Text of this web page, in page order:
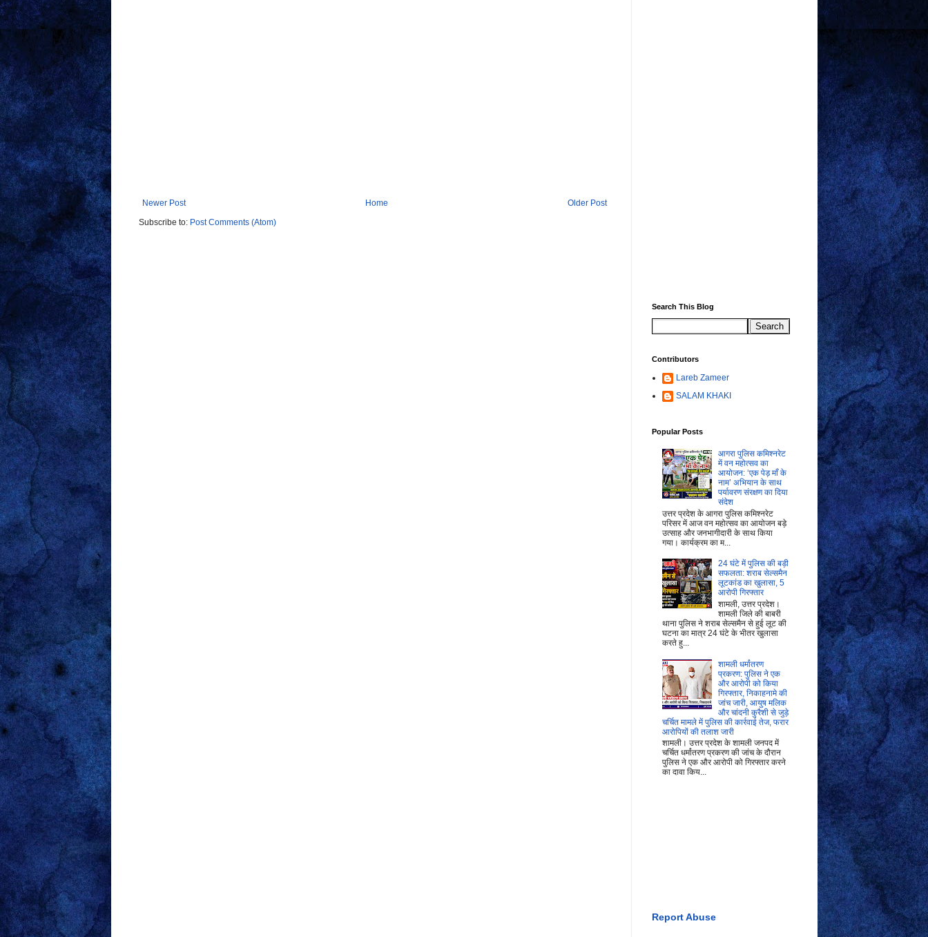
Newer Post Older Post
Home
Subscribe to: Post Comments (Atom)
Search This Blog
Contributors
Lareb Zameer
SALAM KHAKI
Popular Posts
आगरा पुलिस कमिश्नरेट
में वन महोत्सव का
आयोजन: ‘एक पेड़ माँ के
नाम’ अभियान के साथ
पर्यावरण संरक्षण का दिया
संदेश
उत्तर प्रदेश के आगरा पुलिस कमिश्नरेट
परिसर में आज वन महोत्सव का आयोजन बड़े
उत्साह और जनभागीदारी के साथ किया
गया। कार्यक्रम का म...
24 घंटे में पुलिस की बड़ी
सफलता: शराब सेल्समैन
लूटकांड का खुलासा, 5
आरोपी गिरफ्तार
शामली, उत्तर प्रदेश।
शामली जिले की बाबरी
थाना पुलिस ने शराब सेल्समैन से हुई लूट की
घटना का मात्र 24 घंटे के भीतर खुलासा
करते हु...
शामली धर्मांतरण
प्रकरण: पुलिस ने एक
और आरोपी को किया
गिरफ्तार, निकाहनामे की
जांच जारी, आयुष मलिक
और चांदनी कुरैशी से जुड़े
चर्चित मामले में पुलिस की कार्रवाई तेज, फरार
आरोपियों की तलाश जारी
शामली। उत्तर प्रदेश के शामली जनपद में
चर्चित धर्मांतरण प्रकरण की जांच के दौरान
पुलिस ने एक और आरोपी को गिरफ्तार करने
का दावा किय...
Report Abuse